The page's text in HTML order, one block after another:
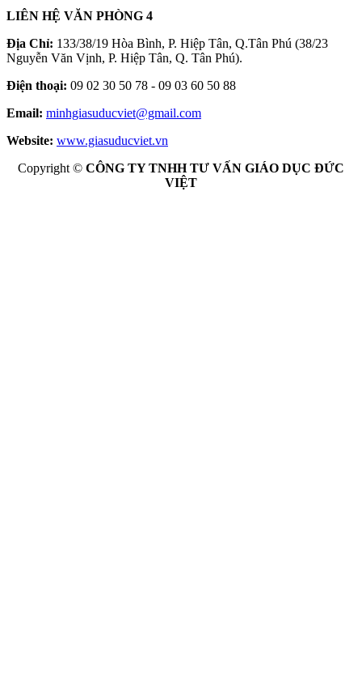
LIÊN HỆ VĂN PHÒNG 4
Địa Chỉ: 133/38/19 Hòa Bình, P. Hiệp Tân, Q.Tân Phú (38/23
Nguyễn Văn Vịnh, P. Hiệp Tân, Q. Tân Phú).
Điện thoại: 09 02 30 50 78 - 09 03 60 50 88
Email: minhgiasuducviet@gmail.com
Website: www.giasuducviet.vn
Copyright © CÔNG TY TNHH TƯ VẤN GIÁO DỤC ĐỨC
VIỆT